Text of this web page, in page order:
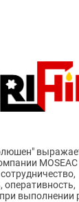
MOSEAC
оперативность,
выполнении